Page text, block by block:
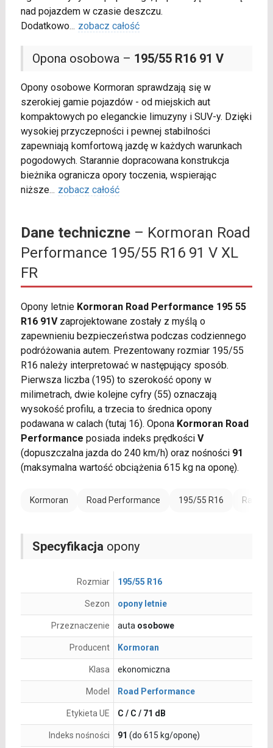
nad pojazdem w czasie deszczu.
Dodatkowo... zobacz całość
Opona osobowa – 195/55 R16 91 V
Opony osobowe Kormoran sprawdzają się w
szerokiej gamie pojazdów - od miejskich aut
kompaktowych po eleganckie limuzyny i SUV-y. Dzięki
wysokiej przyczepności i pewnej stabilności
zapewniają komfortową jazdę w każdych warunkach
pogodowych. Starannie dopracowana konstrukcja
bieżnika ogranicza opory toczenia, wspierając
niższe... zobacz całość
Dane techniczne– Kormoran Road
Performance 195/55 R16 91 V XL
FR
Opony letnie Kormoran Road Performance 195 55
R16 91Vzaprojektowane zostały z myślą o
zapewnieniu bezpieczeństwa podczas codziennego
podróżowania autem. Prezentowany rozmiar 195/55
R16 należy interpretować w następujący sposób.
Pierwsza liczba (195) to szerokość opony w
milimetrach, dwie kolejne cyfry (55) oznaczają
wysokość profilu, a trzecia to średnica opony
podawana w calach (tutaj 16). Opona Kormoran Road
Performance posiada indeks prędkości V
(dopuszczalna jazda do 240 km/h) oraz nośności 91
(maksymalna wartość obciążenia 615 kg na oponę).
Kormoran Road Performance 195/55 R16 Rant
Specyfikacja opony
Rozmiar 195/55 R16
Sezon opony letnie
Przeznaczenie auta osobowe
Producent Kormoran
Klasa ekonomiczna
Model Road Performance
Etykieta UE C / C / 71 dB
Indeks nośności 91 (do 615 kg/oponę)